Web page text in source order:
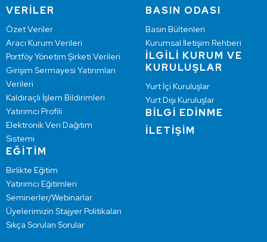
VERİLER
Özet Veriler
Aracı Kurum Verileri
Portföy Yönetim Şirketi Verileri
Girişim Sermayesi Yatırımları
Verileri
Kaldıraçlı İşlem Bildirimleri
Yatırımcı Profili
Elektronik Veri Dağıtım
Sistemi
EĞİTİM
Birlikte Eğitim
Yatırımcı Eğitimleri
Seminerler/Webinarlar
Üyelerimizin Stajyer Politikaları
Sıkça Sorulan Sorular
BASIN ODASI
Basın Bültenleri
Kurumsal İletişim Rehberi
İLGİLİ KURUM VE
KURULUŞLAR
Yurt İçi Kuruluşlar
Yurt Dışı Kuruluşlar
BİLGİ EDİNME
İLETİŞİM